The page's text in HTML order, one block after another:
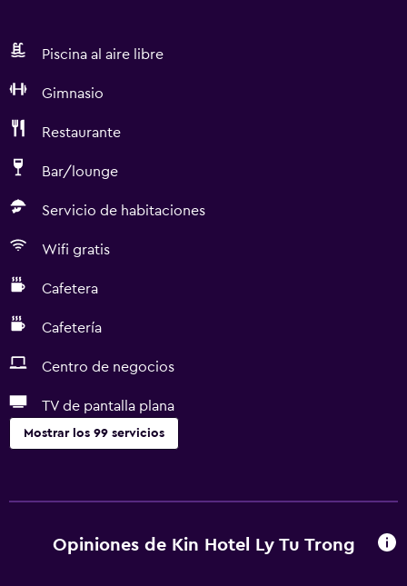
Piscina al aire libre
Gimnasio
Restaurante
Bar/lounge
Servicio de habitaciones
Wifi gratis
Cafetera
Cafetería
Centro de negocios
TV de pantalla plana
Mostrar los 99 servicios
Cajero automático/banco
Opiniones de Kin Hotel Ly Tu Trong